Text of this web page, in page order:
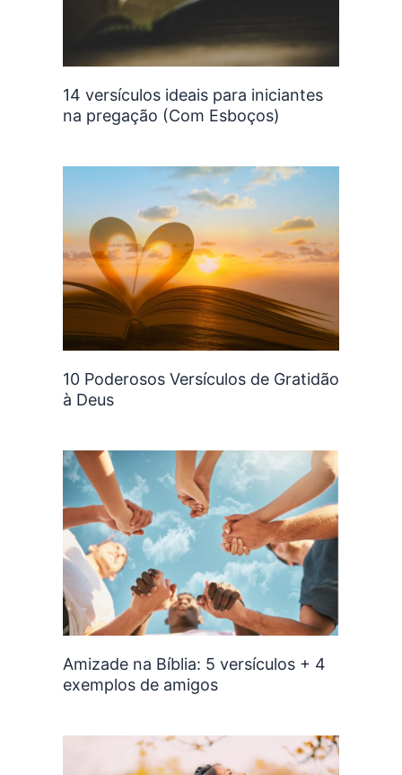
14 versículos ideais para iniciantes
na pregação (Com Esboços)
10 Poderosos Versículos de Gratidão
à Deus
Amizade na Bíblia: 5 versículos + 4
exemplos de amigos